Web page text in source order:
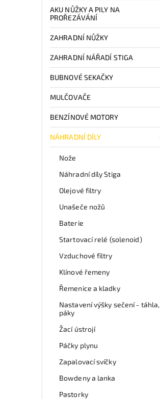
AKU NŮŽKY A PILY NA
PROŘEZÁVÁNÍ
ZAHRADNÍ NŮŽKY
ZAHRADNÍ NÁŘADÍ STIGA
BUBNOVÉ SEKAČKY
MULČOVAČE
BENZÍNOVÉ MOTORY
NÁHRADNÍ DÍLY
Nože
Náhradní díly Stiga
Olejové filtry
Unašeče nožů
Baterie
Startovací relé (solenoid)
Vzduchové filtry
Klínové řemeny
Řemenice a kladky
Nastavení výšky sečení - táhla,
páky
Žací ústrojí
Páčky plynu
Zapalovací svíčky
Bowdeny a lanka
Pastorky